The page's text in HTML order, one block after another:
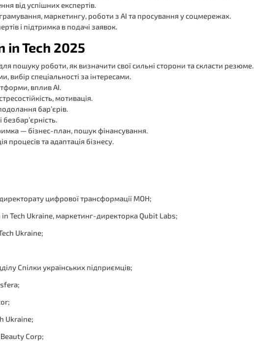
від успішних експертів.
маркетингу, роботи з AI та просування у соцмережах.
і підтримка в подачі заявок.
in Tech 2025
пошуку роботи, як визначити свої сильні сторони та скласти резюме.
спеціальності за інтересами.
вплив AI.
мотивація.
бар’єрів.
— бізнес-план, пошук фінансування.
та адаптація бізнесу.
цифрової трансформації МОН;
Tech Ukraine, маркетинг-директорка Qubit Labs;
Ukraine;
Спілки українських підприємців;
Ukraine;
Corp;